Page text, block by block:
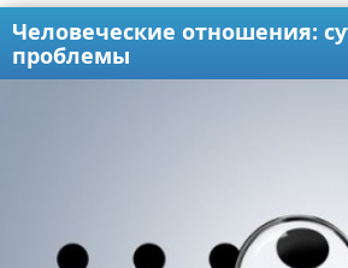
Человеческие отношения:
проблемы